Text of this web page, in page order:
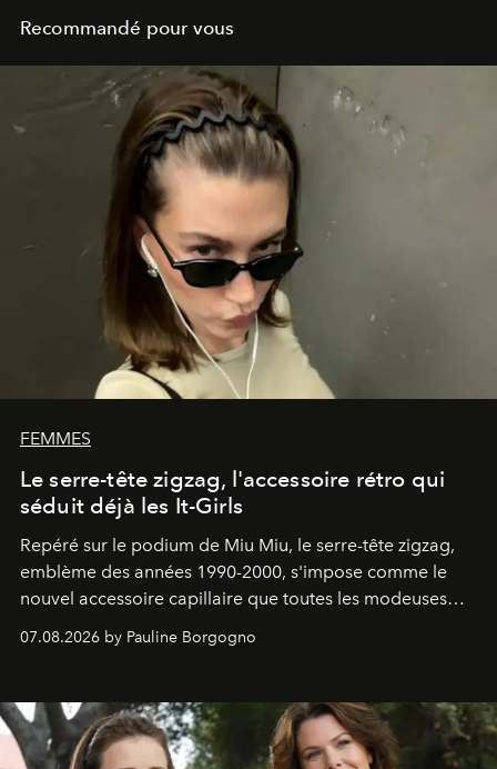
Recommandé pour vous
FEMMES
Le serre-tête zigzag, l'accessoire rétro qui
séduit déjà les It-Girls
Repéré sur le podium de Miu Miu, le serre-tête zigzag,
emblème des années 1990-2000, s'impose comme le
nouvel accessoire capillaire que toutes les modeuses
s'arrachent déjà.
07.08.2026 by Pauline Borgogno